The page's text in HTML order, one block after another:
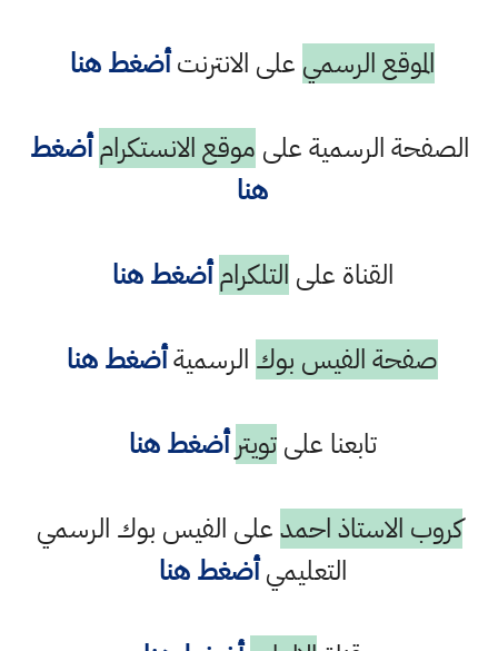
الموقع الرسمي على الانترنتأضغط هنا
الصفحة الرسمية على موقع الانستكرام أضغط
هنا
القناة على التلكرام أضغط هنا
صفحة الفيس بوك الرسميةأضغط هنا
تابعنا علىتويتر أضغط هنا
كروب الاستاذ احمدعلى الفيس بوك الرسمي
التعليميأضغط هنا